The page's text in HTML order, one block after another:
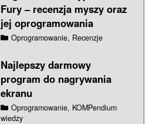
Fury – recenzja myszy oraz
jej oprogramowania
Oprogramowanie, Recenzje
Najlepszy darmowy
program do nagrywania
ekranu
Oprogramowanie, KOMPendium
wiedzy